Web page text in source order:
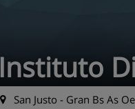
Instituto
San Justo - Gran Bs As